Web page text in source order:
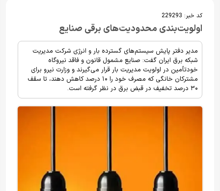
کد خبر: 229293
اولویت‌بندی محدودیت‌های برقی صنایع
مدیر دفتر پایش سیستم‌های گسترده بار و انرژی شرکت مدیریت
شبکه برق ایران گفت: صنایع مشمول قانون و فاقد نیروگاه
خودتأمین در اولویت مدیریت بار قرار می‌گیرند و وزارت نیرو برای
مشترکان خانگی که مصرف خود را ۱۰ درصد کاهش دهند، تا سقف
۳۰ درصد تخفیف در قبض برق در نظر گرفته است.